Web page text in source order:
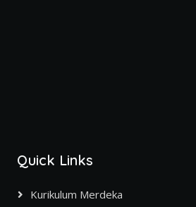
Quick Links
Kurikulum Merdeka